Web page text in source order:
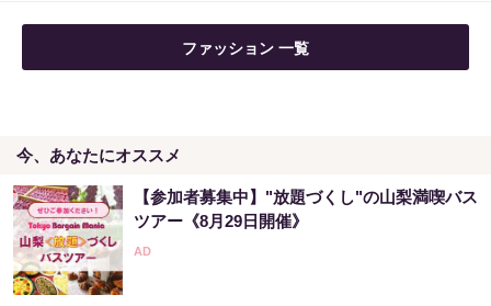
ファッション 一覧
今、あなたにオススメ
【参加者募集中】"放題づくし"の山梨満喫バス
ツアー《8月29日開催》